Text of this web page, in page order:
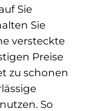
Sie
Sie
versteckte
Preise
zu schonen
So